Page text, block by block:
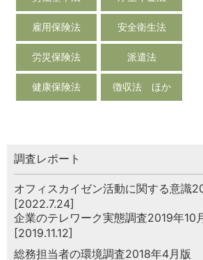
雇用保険法 安全衛生法
労災保険法 派遣法
健康保険法 徴収法 ほか
調査レポート
オフィスカイゼン活動に関する意識
[2022.7.24]
企業のテレワーク実態調査2019年10
[2019.11.12]
総務担当者の環境調査2018年4月版